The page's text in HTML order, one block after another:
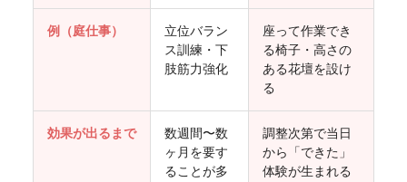
例（庭仕事）
立位バラン
ス訓練・下
肢筋力強化
座って作業でき
る椅子・高さの
ある花壇を設け
る
効果が出るまで
数週間〜数
ヶ月を要す
ることが多
調整次第で当日
から「できた」
体験が生まれる